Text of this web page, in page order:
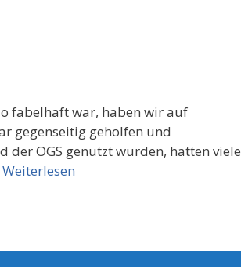
fabelhaft war, haben wir auf
gegenseitig geholfen und
der OGS genutzt wurden, hatten viele
Weiterlesen